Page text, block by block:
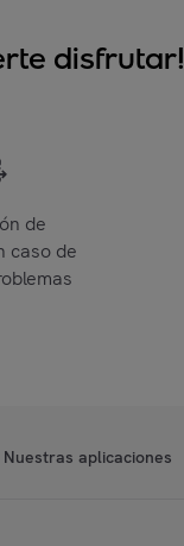
disfrutar!
de
caso de
Nuestras aplicaciones